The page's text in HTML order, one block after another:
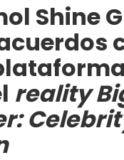
Shine
reality